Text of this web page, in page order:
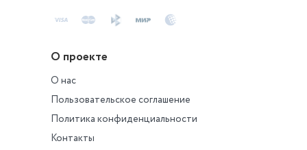
О проекте
О нас
Пользовательское соглашение
Политика конфиденциальности
Контакты